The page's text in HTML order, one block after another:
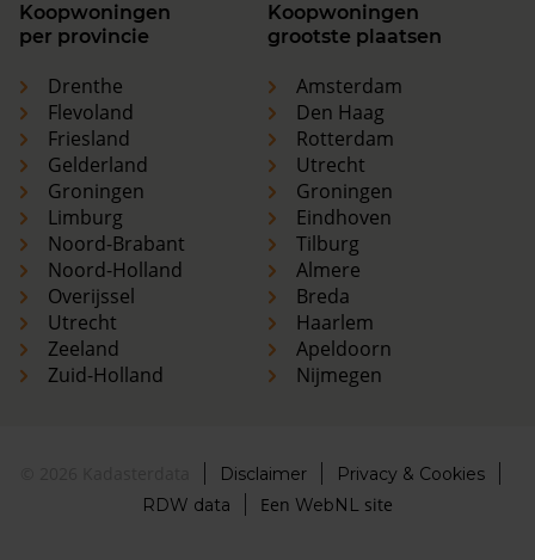
Koopwoningen
per provincie
Drenthe
Flevoland
Friesland
Gelderland
Groningen
Limburg
Noord-Brabant
Noord-Holland
Overijssel
Utrecht
Zeeland
Zuid-Holland
Koopwoningen
grootste plaatsen
Amsterdam
Den Haag
Rotterdam
Utrecht
Groningen
Eindhoven
Tilburg
Almere
Breda
Haarlem
Apeldoorn
Nijmegen
Disclaimer
Privacy & Cookies
RDW data
Een WebNL site